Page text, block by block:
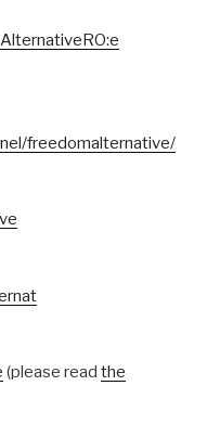
freedomalternative/
(please read the